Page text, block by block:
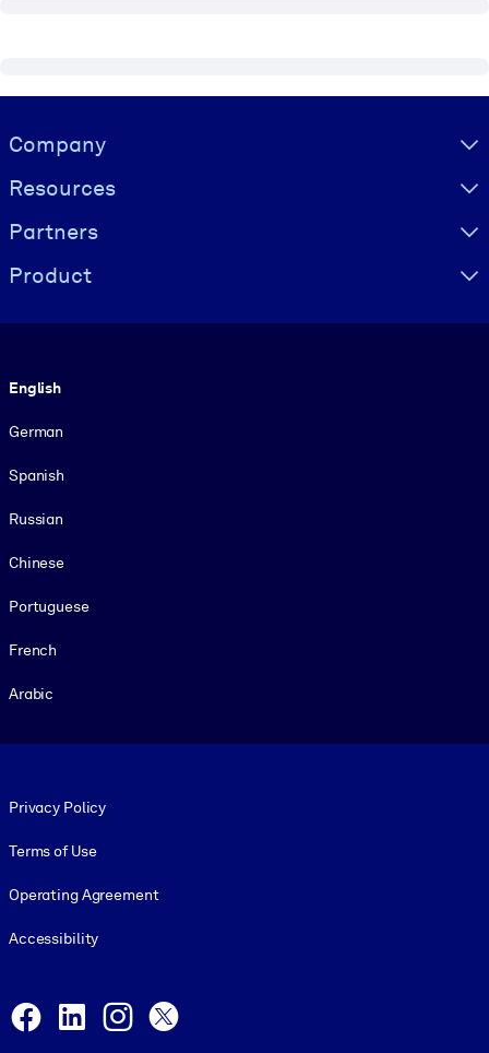
Visually hidden Text
Company
Resources
Partners
Product
English
German
Spanish
Russian
Chinese
Portuguese
French
Arabic
Privacy Policy
Terms of Use
Operating Agreement
Accessibility
Facebook
LinkedInInstagram